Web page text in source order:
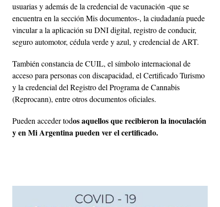
usuarias y además de la credencial de vacunación -que se
encuentra en la sección Mis documentos-, la ciudadanía puede
vincular a la aplicación su DNI digital, registro de conducir,
seguro automotor, cédula verde y azul, y credencial de ART.
También constancia de CUIL, el símbolo internacional de
acceso para personas con discapacidad, el Certificado Turismo
y la credencial del Registro del Programa de Cannabis
(Reprocann), entre otros documentos oficiales.
Pueden acceder todos aquellos que recibieron la inoculación
y en Mi Argentina pueden ver el certificado.